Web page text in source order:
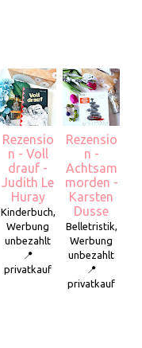
Rezensio
n - Voll
drauf -
Judith Le
Huray
Kinderbuch,
Werbung
unbezahlt
📍
privatkauf
Rezensio
n -
Achtsam
morden -
Karsten
Dusse
Belletristik,
Werbung
unbezahlt
📍
privatkauf